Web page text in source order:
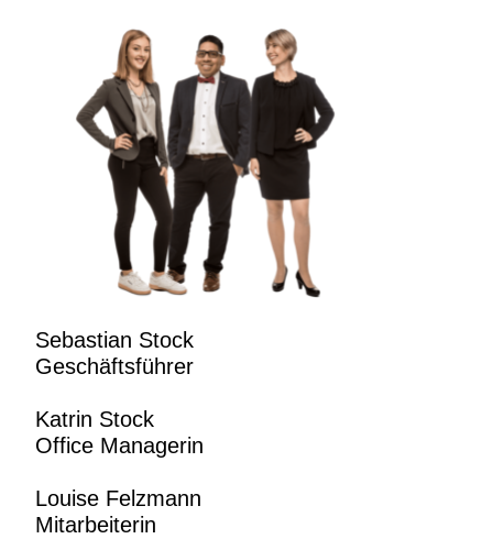
Sebastian Stock
Geschäftsführer
Katrin Stock
Office Managerin
Louise Felzmann
Mitarbeiterin